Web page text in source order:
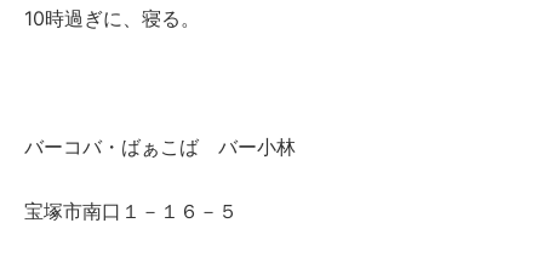
10時過ぎに、寝る。
バーコバ・ばぁこば バー小林
宝塚市南口１－１６－５